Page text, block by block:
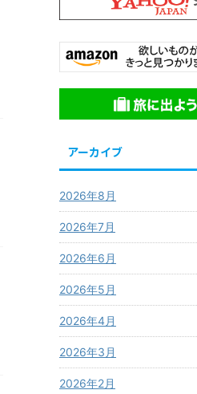
アーカイブ
2026年8月
2026年7月
2026年6月
2026年5月
2026年4月
2026年3月
2026年2月